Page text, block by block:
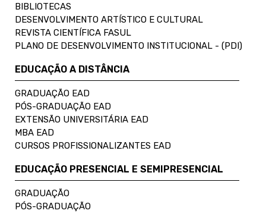
BIBLIOTECAS
DESENVOLVIMENTO ARTÍSTICO E CULTURAL
REVISTA CIENTÍFICA FASUL
PLANO DE DESENVOLVIMENTO INSTITUCIONAL - (PDI)
EDUCAÇÃO A DISTÂNCIA
GRADUAÇÃO EAD
PÓS-GRADUAÇÃO EAD
EXTENSÃO UNIVERSITÁRIA EAD
MBA EAD
CURSOS PROFISSIONALIZANTES EAD
EDUCAÇÃO PRESENCIAL E SEMIPRESENCIAL
GRADUAÇÃO
PÓS-GRADUAÇÃO